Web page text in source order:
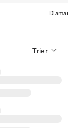
Trier